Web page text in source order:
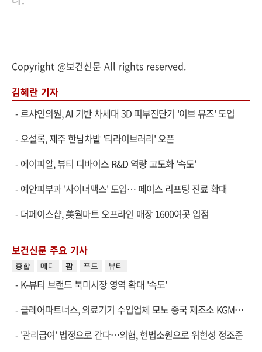
Copyright @보건신문 All rights reserved.
김혜란 기자
-르샤인의원, AI 기반 차세대 3D 피부진단기 '이브 뮤즈' 도입
-오설록, 제주 한남차밭 '티라이브러리' 오픈
- 에이피알, 뷰티 디바이스 R&D 역량 고도화 '속도'
- 예안피부과 '사이너맥스' 도입… 페이스 리프팅 진료 확대
- 더페이스샵, 美월마트 오프라인 매장 1600여곳 입점
보건신문 주요 기사
종합 메디 팜 푸드 뷰티
- K-뷰티 브랜드 북미시장 영역 확대 '속도'
- 클레어파트너스, 의료기기 수입업체 모노 중국 제조소 KGM…
- '관리급여' 법정으로 간다…의협, 헌법소원으로 위헌성 정조준